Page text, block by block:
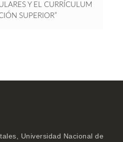
Y EL CURRÍCULUM
SUPERIOR”
Universidad Nacional de